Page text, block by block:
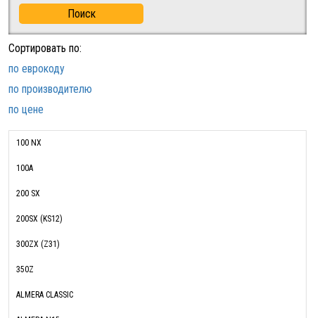
Поиск
Сортировать по:
по еврокоду
по производителю
по цене
100 NX
100A
200 SX
200SX (KS12)
300ZX (Z31)
350Z
ALMERA CLASSIC